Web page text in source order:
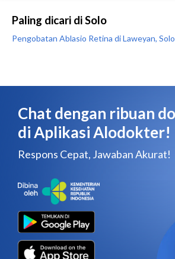
Paling dicari di Solo
Pengobatan Ablasio Retina di Laweyan, Solo